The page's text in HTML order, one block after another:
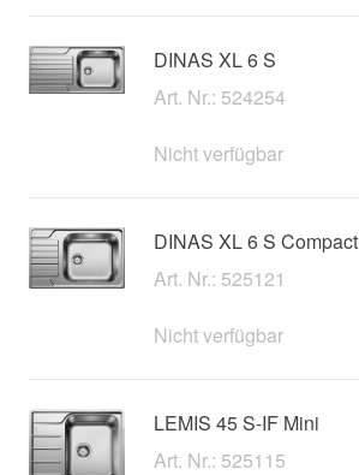
DINAS XL 6 S
Art. Nr.: 524254
Nicht verfügbar
DINAS XL 6 S Compact
Art. Nr.: 525121
Nicht verfügbar
LEMIS 45 S-IF Mini
Art. Nr.: 525115